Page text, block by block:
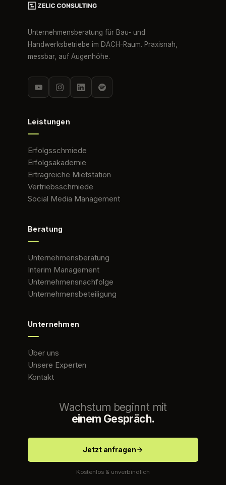
Unternehmensberatung für Bau- und
Handwerksbetriebe im DACH-Raum. Praxisnah,
messbar, auf Augenhöhe.
Leistungen
Erfolgsschmiede
Erfolgsakademie
Ertragreiche Mietstation
Vertriebsschmiede
Social Media Management
Beratung
Unternehmensberatung
Interim Management
Unternehmensnachfolge
Unternehmensbeteiligung
Unternehmen
Über uns
Unsere Experten
Kontakt
Wachstum beginnt mit
einem Gespräch.
Jetzt anfragen
Kostenlos & unverbindlich